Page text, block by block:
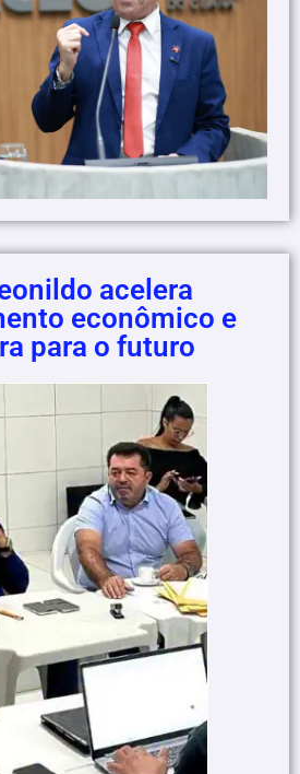
acelera
econômico e
para o futuro